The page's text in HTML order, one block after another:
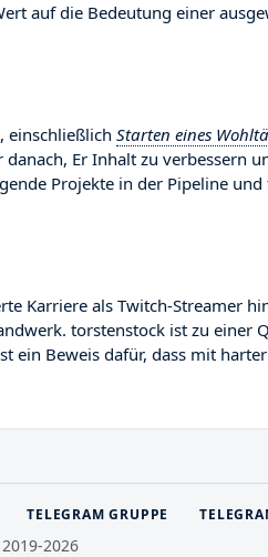
auf die Bedeutung einer
einschließlich Starten eines
danach, Er Inhalt zu verbessern
Projekte in der Pipeline
Karriere als Twitch-Streamer
torstenstock ist zu einer
ein Beweis dafür, dass mit
TELEGRAM GRUPPE
2026